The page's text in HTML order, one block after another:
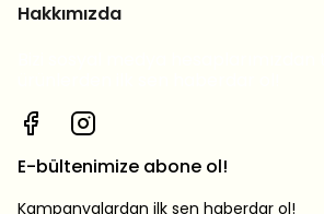
Hakkımızda
E-bültenimize abone ol!
Kampanyalardan ilk sen haberdar ol!